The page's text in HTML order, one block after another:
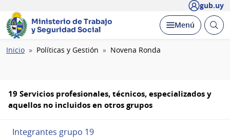
gub.uy
Ministerio de Trabajo
y Seguridad Social
Desplegar
Menú Abrir
Ruta
Inicio Políticas y Gestión Novena Ronda
19 Servicios profesionales, técnicos, especializados y
aquellos no incluidos en otros grupos
Integrantes grupo 19